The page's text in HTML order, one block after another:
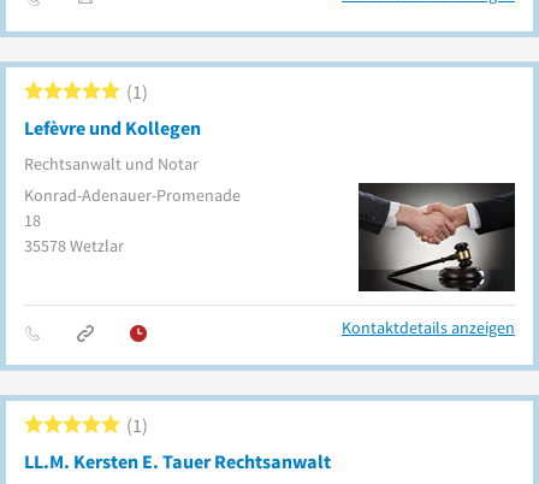
Lefèvre und Kollegen
Rechtsanwalt und Notar
1
Konrad-Adenauer-Promenade
18
35578Wetzlar
Kontaktdetails anzeigen
LL.M. Kersten E. Tauer Rechtsanwalt
1